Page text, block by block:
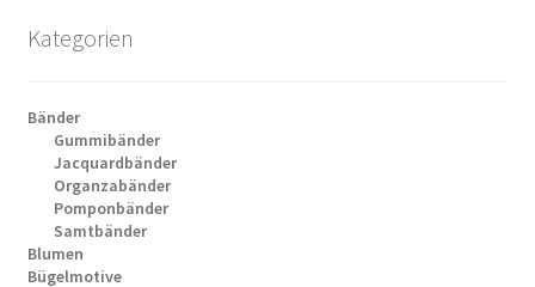
Kategorien
Bänder
Gummibänder
Jacquardbänder
Organzabänder
Pomponbänder
Samtbänder
Blumen
Bügelmotive